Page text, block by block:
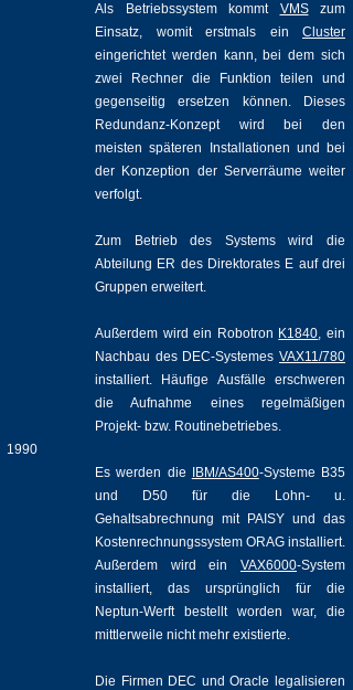
Als Betriebssystem kommt VMSzum
Einsatz, womit erstmals ein Cluster
eingerichtet werden kann, bei dem sich
zwei Rechner die Funktion teilen und
gegenseitig ersetzen können. Dieses
Redundanz-Konzept wird bei den
meisten späteren Installationen und bei
der Konzeption der Serverräume weiter
verfolgt.
Zum Betrieb des Systems wird die
Abteilung ER des Direktorates E auf drei
Gruppen erweitert.
Außerdem wird ein Robotron K1840, ein
Nachbau des DEC-Systemes VAX11/780
installiert. Häufige Ausfälle erschweren
die Aufnahme eines regelmäßigen
Projekt- bzw. Routinebetriebes.
1990
Es werden die
IBM/AS400-Systeme B35
und D50 für die Lohn- u.
Gehaltsabrechnung mit PAISY und das
Kostenrechnungssystem ORAG installiert.
Außerdem wird ein VAX6000-System
installiert, das ursprünglich für die
Neptun-Werft bestellt worden war, die
mittlerweile nicht mehr existierte.
Die Firmen DEC und Oracle legalisieren